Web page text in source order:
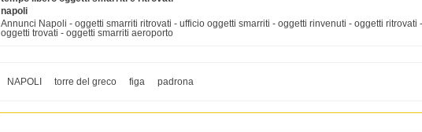
napoli
Annunci Napoli - oggetti smarriti ritrovati - ufficio oggetti smarriti - oggetti rinvenuti - oggetti ritrovati
oggetti trovati - oggetti smarriti aeroporto
NAPOLI torre del greco figa padrona